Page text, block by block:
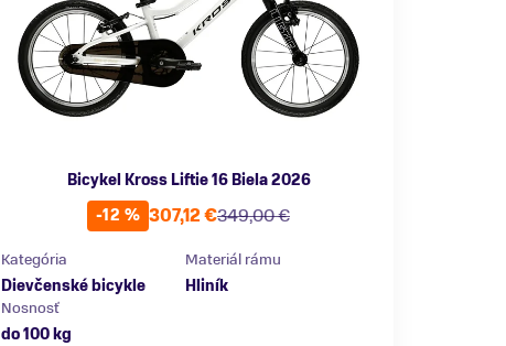
Bicykel Kross Liftie 16 Biela 2026
-12 %
349,00 €
307,12 €
Kategória
Dievčenské bicykle
Materiál rámu
Hliník
Nosnosť
do 100 kg